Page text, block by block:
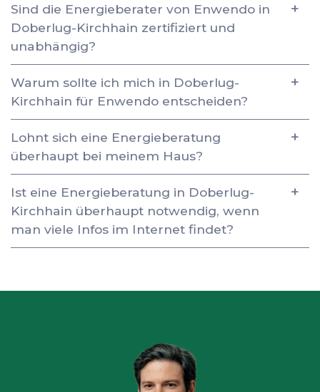
Sind die Energieberater von Enwendo in
Doberlug-Kirchhain zertifiziert und
unabhängig?
Warum sollte ich mich in Doberlug-
Kirchhain für Enwendo entscheiden?
Lohnt sich eine Energieberatung
überhaupt bei meinem Haus?
Ist eine Energieberatung in Doberlug-
Kirchhain überhaupt notwendig, wenn
man viele Infos im Internet findet?